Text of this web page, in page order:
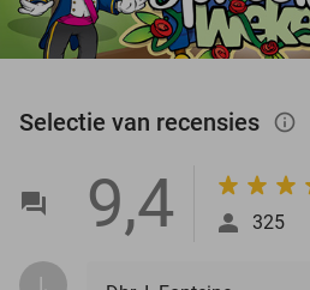
Selectie van recensies info_outlined
9,4 325
I.